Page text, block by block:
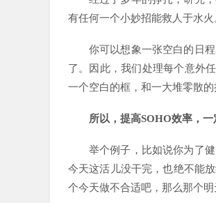
有任何一个小妙招能救人于水
你可以想象一张空白的日
了。因此，我们处理每个意外
一个空白的框，和一大堆零散
所以，提高SOHO效率，一
举个例子，比如说你为了
今天这活儿没干完，也绝不能
个今天做不合适吧，那么那个